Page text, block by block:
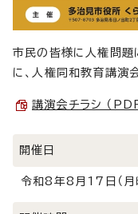
市民の皆様に人権問題
に、人権同和教育講演
講演会チラシ （
開催日
令和8年8月17日（月